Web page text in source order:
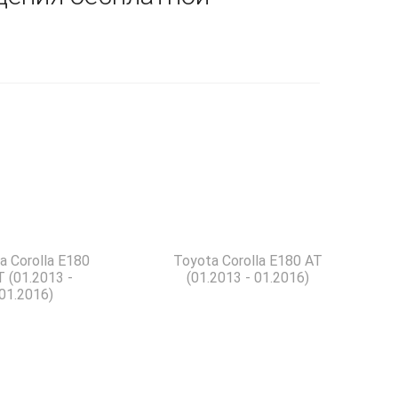
Corolla E180
(01.2013 -
Toyota Corolla E180 AT
(01.2013 - 01.2016)